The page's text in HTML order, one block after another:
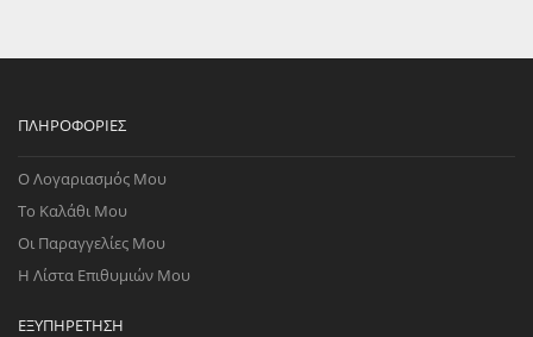
ΠΛΗΡΟΦΟΡΊΕΣ
Ο Λογαριασμός Μου
Το Καλάθι Μου
Οι Παραγγελίες Μου
Η Λίστα Επιθυμιών Μου
ΕΞΥΠΗΡΈΤΗΣΗ